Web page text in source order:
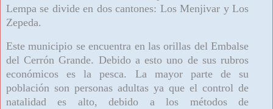
Lempa se divide en dos cantones: Los Menjivar y Los
Zepeda.
Este municipio se encuentra en las orillas del Embalse
del Cerrón Grande. Debido a esto uno de sus rubros
económicos es la pesca. La mayor parte de su
población son personas adultas ya que el control de
natalidad es alto, debido a los métodos de